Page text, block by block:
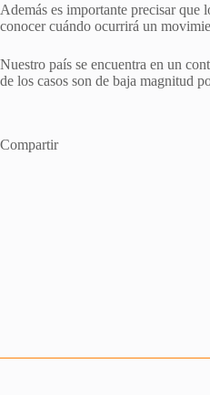
Además es importante precisar que
conocer cuándo ocurrirá un
Nuestro país se encuentra en un
de los casos son de baja magnitud
Compartir